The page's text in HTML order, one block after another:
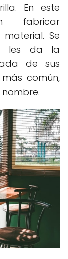
En este
fabricar
Se
les da la
de sus
común,